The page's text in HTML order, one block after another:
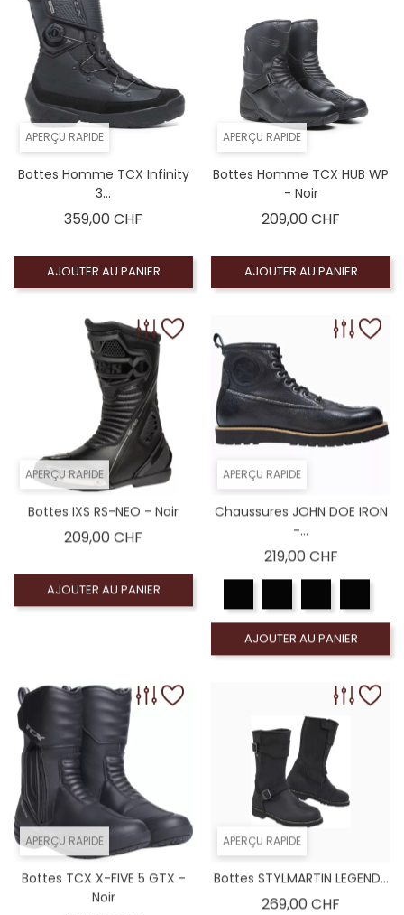
APERÇU RAPIDE
Bottes Homme TCX Infinity
3...
359,00 CHF
AJOUTER AU PANIER
APERÇU RAPIDE
Bottes Homme TCX HUB WP
- Noir
209,00 CHF
AJOUTER AU PANIER
APERÇU RAPIDE
Bottes IXS RS-NEO - Noir
209,00 CHF
AJOUTER AU PANIER
APERÇU RAPIDE
Chaussures JOHN DOE IRON
-...
219,00 CHFPrix
AJOUTER AU PANIER
APERÇU RAPIDE
Bottes TCX X-FIVE 5 GTX -
Noir
APERÇU RAPIDE
Bottes STYLMARTIN LEGEND...
269,00 CHF